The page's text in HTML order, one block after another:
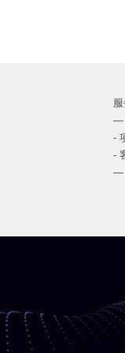
—
-
-
—